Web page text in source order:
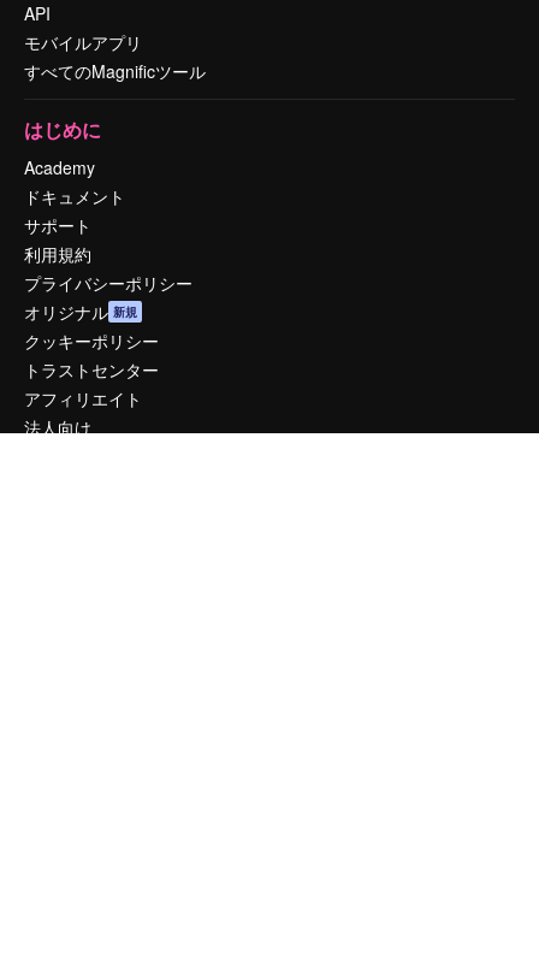
API
モバイルアプリ
すべてのMagnificツール
はじめに
Academy
ドキュメント
サポート
利用規約
プライバシーポリシー
オリジナル 新規
クッキーポリシー
トラストセンター
アフィリエイト
法人向け